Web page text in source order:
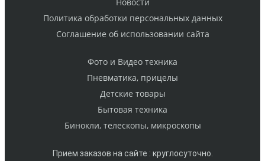
Новости
Политика обработки персональных данных
Cоглашение об использовании сайта
Фото и Видео техника
Пневматика, прицелы
Детские товары
Бытовая техника
Бинокли, телескопы, микроскопы
Прием заказов на сайте : круглосуточно.